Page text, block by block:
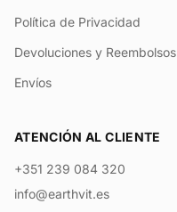
Política de Privacidad
Devoluciones y Reembolsos
Envíos
ATENCIÓN AL CLIENTE
+351 239 084 320
info@earthvit.es